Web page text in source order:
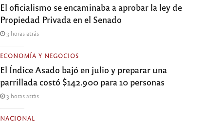
El oficialismo se encaminaba a aprobar la ley de
Propiedad Privada en el Senado
3 horas atrás
ECONOMÍA Y NEGOCIOS
El Índice Asado bajó en julio y preparar una
parrillada costó $142.900 para 10 personas
3 horas atrás
NACIONAL